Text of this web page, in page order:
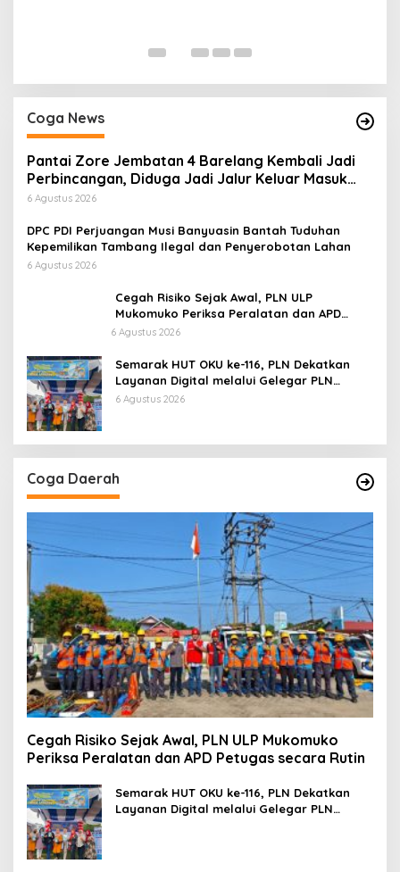
Coga News
Pantai Zore Jembatan 4 Barelang Kembali Jadi
Perbincangan, Diduga Jadi Jalur Keluar Masuk
Barang Tanpa Dokumen Kepabeanan, Nama
Mengungkap Dugaan Aktivitas di Kawasan Pesisir
6 Agustus 2026
DPC PDI Perjuangan Musi Banyuasin Bantah Tuduhan
Kepemilikan Tambang Ilegal dan Penyerobotan Lahan
6 Agustus 2026
Cegah Risiko Sejak Awal, PLN ULP
Mukomuko Periksa Peralatan dan APD
Petugas secara Rutin
6 Agustus 2026
Semarak HUT OKU ke-116, PLN Dekatkan
Layanan Digital melalui Gelegar PLN
Mobile 2026
6 Agustus 2026
Coga Daerah
Cegah Risiko Sejak Awal, PLN ULP Mukomuko
Periksa Peralatan dan APD Petugas secara Rutin
Semarak HUT OKU ke-116, PLN Dekatkan
Layanan Digital melalui Gelegar PLN